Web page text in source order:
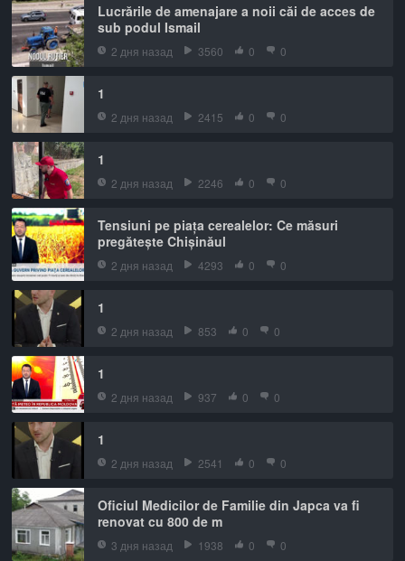
Lucrările de amenajare a noii căi de acces de
sub podul Ismail
2 дня назад 3560 0 0
1
2 дня назад 2415 0 0
1
2 дня назад 2246 0 0
Tensiuni pe piața cerealelor: Ce măsuri
pregătește Chișinăul
2 дня назад 4293 0 0
1
2 дня назад 853 0 0
1
2 дня назад 937 0 0
1
2 дня назад 2541 0 0
Oficiul Medicilor de Familie din Japca va fi
renovat cu 800 de m
3 дня назад 1938 0 0